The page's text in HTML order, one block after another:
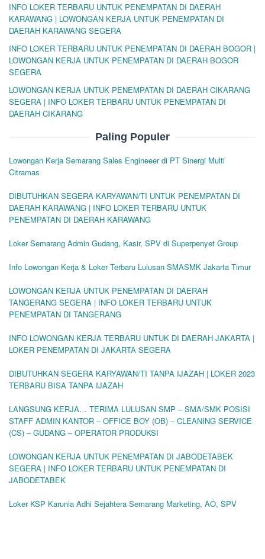
INFO LOKER TERBARU UNTUK PENEMPATAN DI DAERAH
KARAWANG | LOWONGAN KERJA UNTUK PENEMPATAN DI
DAERAH KARAWANG SEGERA
INFO LOKER TERBARU UNTUK PENEMPATAN DI DAERAH BOGOR |
LOWONGAN KERJA UNTUK PENEMPATAN DI DAERAH BOGOR
SEGERA
LOWONGAN KERJA UNTUK PENEMPATAN DI DAERAH CIKARANG
SEGERA | INFO LOKER TERBARU UNTUK PENEMPATAN DI
DAERAH CIKARANG
Paling Populer
Lowongan Kerja Semarang Sales Engineeer di PT Sinergi Multi
Citramas
DIBUTUHKAN SEGERA KARYAWAN/TI UNTUK PENEMPATAN DI
DAERAH KARAWANG | INFO LOKER TERBARU UNTUK
PENEMPATAN DI DAERAH KARAWANG
Loker Semarang Admin Gudang, Kasir, SPV di Superpenyet Group
Info Lowongan Kerja & Loker Terbaru Lulusan SMASMK Jakarta Timur
LOWONGAN KERJA UNTUK PENEMPATAN DI DAERAH
TANGERANG SEGERA | INFO LOKER TERBARU UNTUK
PENEMPATAN DI TANGERANG
INFO LOWONGAN KERJA TERBARU UNTUK DI DAERAH JAKARTA |
LOKER PENEMPATAN DI JAKARTA SEGERA
DIBUTUHKAN SEGERA KARYAWAN/TI TANPA IJAZAH | LOKER 2023
TERBARU BISA TANPA IJAZAH
LANGSUNG KERJA… TERIMA LULUSAN SMP – SMA/SMK POSISI
STAFF ADMIN KANTOR – OFFICE BOY (OB) – CLEANING SERVICE
(CS) – GUDANG – OPERATOR PRODUKSI
LOWONGAN KERJA UNTUK PENEMPATAN DI JABODETABEK
SEGERA | INFO LOKER TERBARU UNTUK PENEMPATAN DI
JABODETABEK
Loker KSP Karunia Adhi Sejahtera Semarang Marketing, AO, SPV